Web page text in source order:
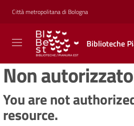
Vai al contenuto
Vai alla navigazione
Vai al footer
Città metropolitana di Bologna
Biblioteche
Biblioteche
Pianura
Est
CONOSCERE,
CREARE,
Non autorizzato
You are not
resource.